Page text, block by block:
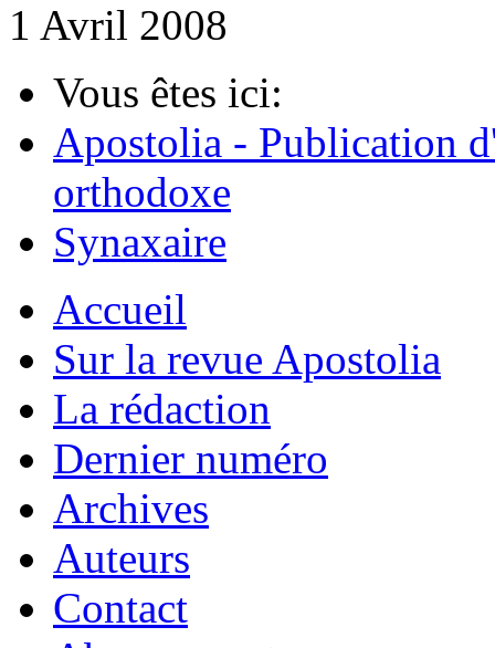
1 Avril 2008
Vous êtes ici:
Apostolia - Publication
orthodoxe
Synaxaire
Accueil
Sur la revue Apostolia
La rédaction
Dernier numéro
Archives
Auteurs
Contact